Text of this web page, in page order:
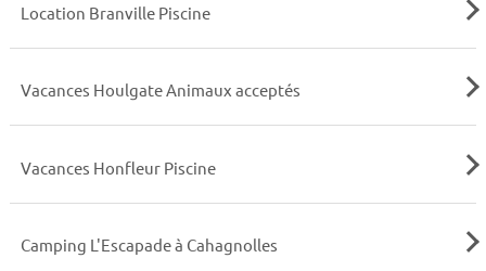
Location Branville Piscine
Vacances Houlgate Animaux acceptés
Vacances Honfleur Piscine
Camping L'Escapade à Cahagnolles